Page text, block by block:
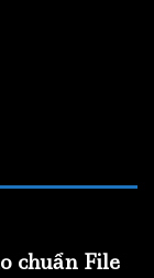
chuẩn File